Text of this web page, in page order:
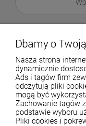
Dbamy o
Nasza strona
dynamicznie
Ads i tagów firm
odczytują pliki
mogą być
Zachowanie tagów
podstawie wyboru
Pliki cookies i